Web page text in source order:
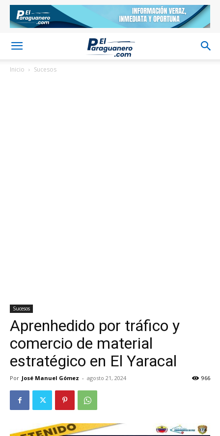
Inicio Sucesos
Sucesos
Aprenhedido por tráfico y
comercio de material
estratégico en El Yaracal
Por José Manuel Gómez - agosto 21, 2024 966